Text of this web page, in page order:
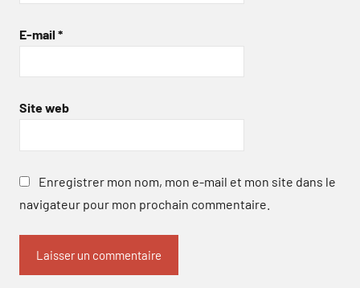
E-mail *
Site web
Enregistrer mon nom, mon e-mail et mon site dans le
navigateur pour mon prochain commentaire.